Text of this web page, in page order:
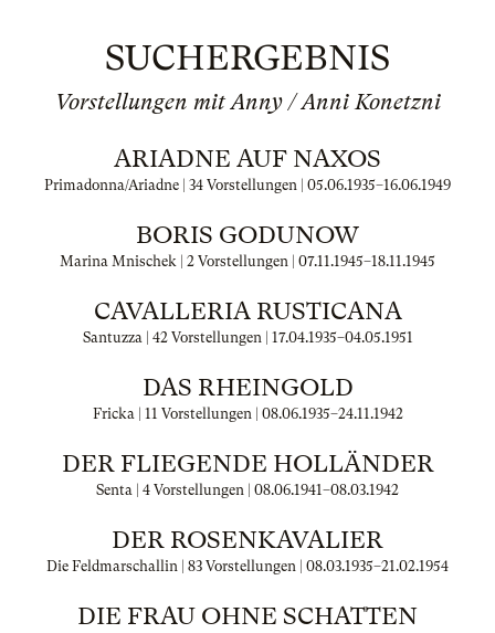
SUCHERGEBNIS
Vorstellungen mit Anny / Anni Konetzni
ARIADNE AUF NAXOS
Primadonna/Ariadne | 34 Vorstellungen | 05.06.1935–16.06.1949
BORIS GODUNOW
Marina Mnischek | 2 Vorstellungen | 07.11.1945–18.11.1945
CAVALLERIA RUSTICANA
Santuzza | 42 Vorstellungen | 17.04.1935–04.05.1951
DAS RHEINGOLD
Fricka | 11 Vorstellungen | 08.06.1935–24.11.1942
DER FLIEGENDE HOLLÄNDER
Senta | 4 Vorstellungen | 08.06.1941–08.03.1942
DER ROSENKAVALIER
Die Feldmarschallin | 83 Vorstellungen | 08.03.1935–21.02.1954
DIE FRAU OHNE SCHATTEN